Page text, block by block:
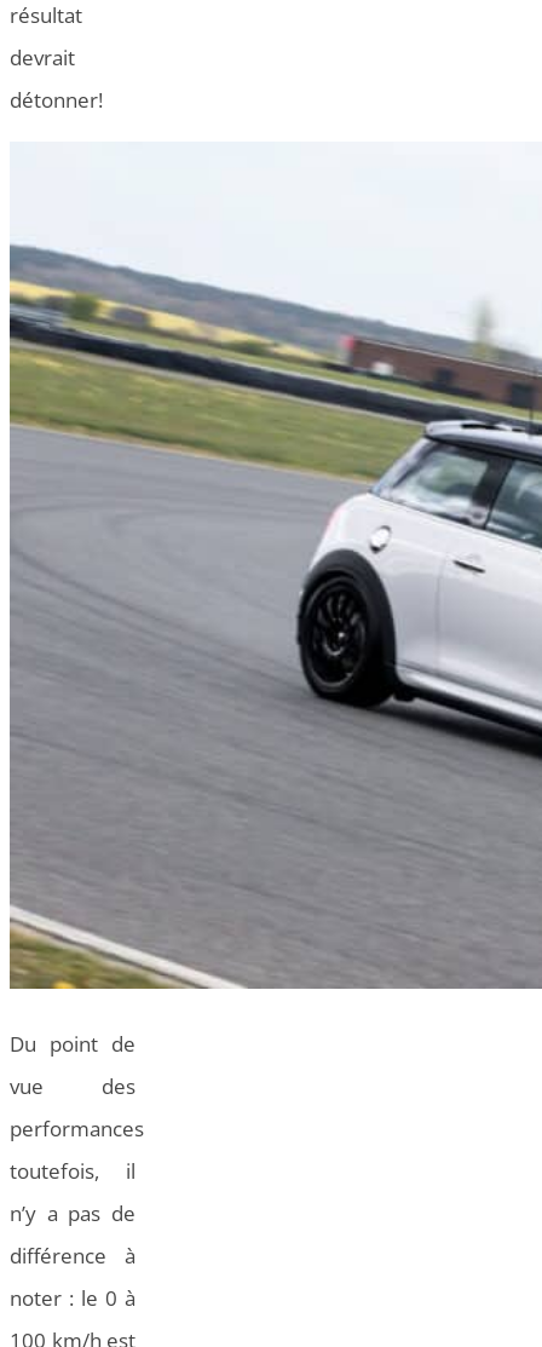
résultat
devrait
détonner!
Du point de
vue des
performances
toutefois, il
n’y a pas de
différence à
noter : le 0 à
100 km/h est